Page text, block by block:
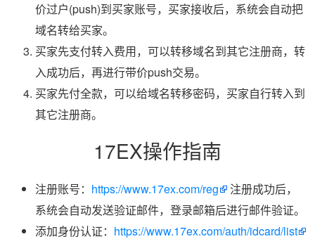
价过户(push)到买家账号，买家接收后，系统会自动把
域名转给买家。
买家先支付转入费用，可以转移域名到其它注册商，转
入成功后，再进行带价push交易。
买家先付全款，可以给域名转移密码，买家自行转入到
其它注册商。
17EX操作指南
注册账号： https://www.17ex.com/reg
注册成功后，
系统会自动发送验证邮件，登录邮箱后进行邮件验证。
添加身份认证： https://www.17ex.com/auth/idcard/list